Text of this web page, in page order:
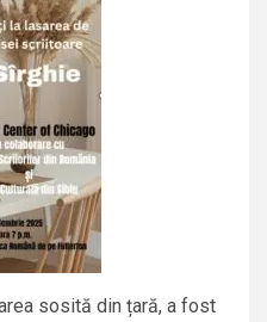
sosită din țară, a fost